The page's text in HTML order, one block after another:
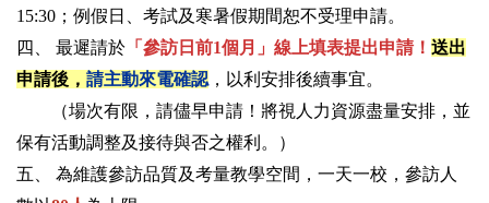
15:30 ；例假日、考試及寒暑假期間恕不受理申請。
四、 最遲請於 「參訪日前1個月」 線上填表提出申請！ 送出
申請後， 請主動來電確認 ，以利安排後續事宜。
（場次有限，請儘早申請！將視人力資源盡量安排，並
保有活動調整及接待與否之權利。）
五、 為維護參訪品質及考量教學空間，一天一校，參訪人